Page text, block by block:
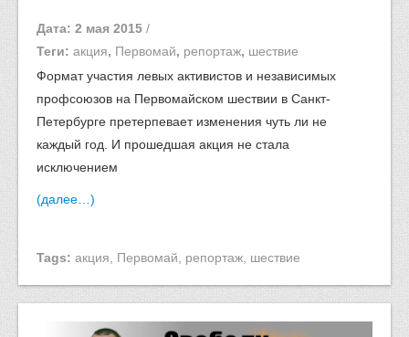
Дата: 2 мая 2015 /
Теги: акция, Первомай, репортаж, шествие
Формат участия левых активистов и независимых
профсоюзов на Первомайском шествии в Санкт-
Петербурге претерпевает изменения чуть ли не
каждый год. И прошедшая акция не стала
исключением
(далее…)
Tags: акция, Первомай, репортаж, шествие